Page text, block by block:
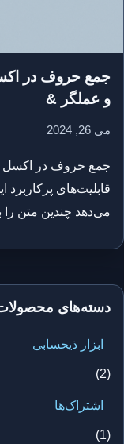
و عملگر &
می 26, 2024
جمع حروف در اکسل
قابلیت‌های
می‌دهد چندین متن را
دسته‌های
ابزار ذیحسابی
(2)
اشتراک‌ها
(1)